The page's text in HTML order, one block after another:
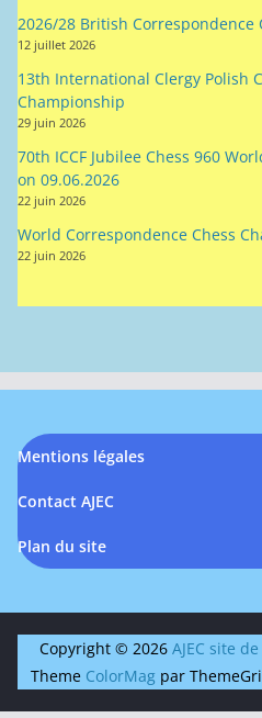
2026/28 British Correspondence
12 juillet 2026
13th International Clergy Polish
Championship
29 juin 2026
70th ICCF Jubilee Chess 960
on 09.06.2026
22 juin 2026
World Correspondence Chess
22 juin 2026
Mentions légales
Contact AJEC
Plan du site
Copyright © 2026 AJEC site
Theme ColorMagpar